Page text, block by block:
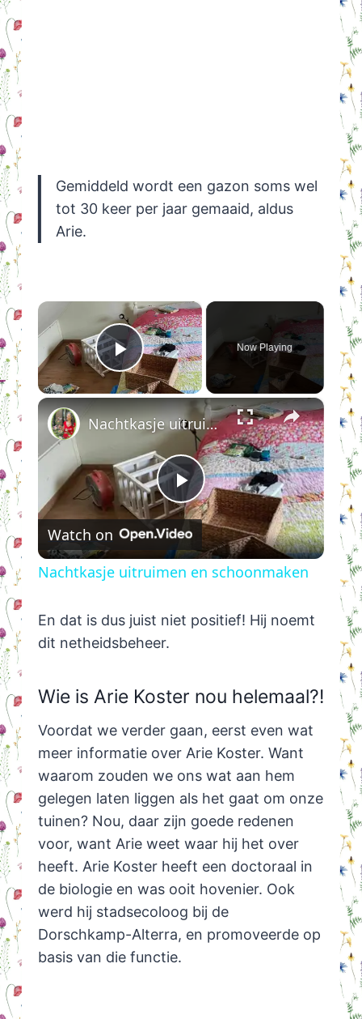
Gemiddeld wordt een gazon soms wel
tot 30 keer per jaar gemaaid, aldus
Arie.
×
Play Video
Now Playing
×
Play
Video
Nachtkasje uitruimen en schoonmaken
Watch on
Nachtkasje uitruimen en schoonmaken
En dat is dus juist niet positief! Hij noemt
dit netheidsbeheer.
Wie is Arie Koster nou helemaal?!
Voordat we verder gaan, eerst even wat
meer informatie over Arie Koster. Want
waarom zouden we ons wat aan hem
gelegen laten liggen als het gaat om onze
tuinen? Nou, daar zijn goede redenen
voor, want Arie weet waar hij het over
heeft. Arie Koster heeft een doctoraal in
de biologie en was ooit hovenier. Ook
werd hij stadsecoloog bij de
Dorschkamp-Alterra, en promoveerde op
basis van die functie.